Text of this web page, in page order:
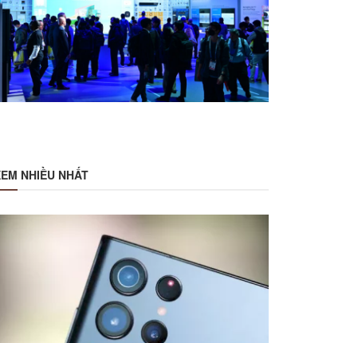
NHIỀU NHẤT